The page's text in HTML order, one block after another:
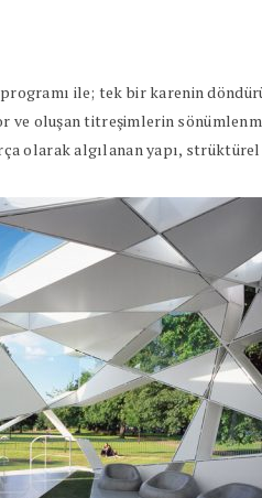
ile; tek bir karenin
oluşan titreşimlerin
olarak algılanan yapı,